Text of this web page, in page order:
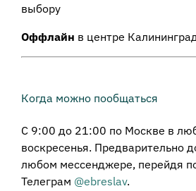
выбору
Оффлайн в центре
Когда можно пообщаться
С 9:00 до 21:00 по Москве в
воскресенья. Предварительно
любом мессенджере, перейдя
Телеграм @ebreslav.